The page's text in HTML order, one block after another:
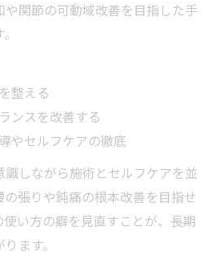
関節の可動域改善を目指した手
整える
ンスを改善する
やセルフケアの徹底
識しながら施術とセルフケアを並
張りや鈍痛の根本改善を目指せ
い方の癖を見直すことが、長期
ます。